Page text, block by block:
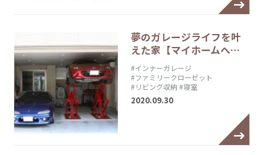
夢のガレージライフを叶
えた家【マイホームへ…
#インナーガレージ
#ファミリークローゼット
#リビング収納 #寝室
2020.09.30